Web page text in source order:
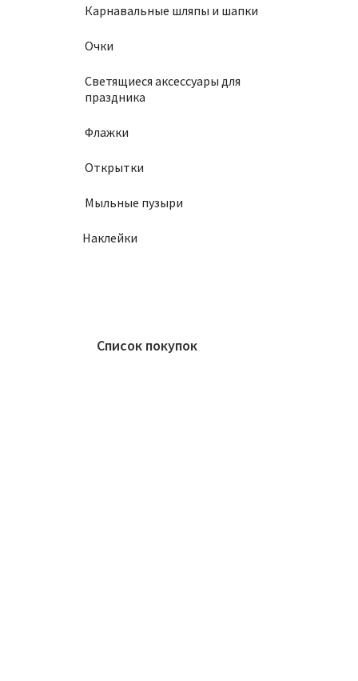
Карнавальные шляпы и шапки
Очки
Светящиеся аксессуары для
праздника
Флажки
Открытки
Мыльные пузыри
Наклейки
Список покупок